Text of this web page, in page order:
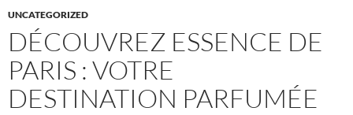
UNCATEGORIZED
DÉCOUVREZ ESSENCE DE
PARIS : VOTRE
DESTINATION PARFUMÉE